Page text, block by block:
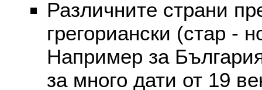
Различните страни
грегориански (стар -
Например за
за много дати от 19